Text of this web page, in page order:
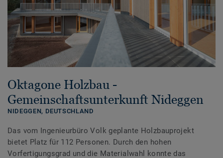
Oktagone Holzbau -
Gemeinschaftsunterkunft Nideggen
NIDEGGEN, DEUTSCHLAND
Das vom Ingenieurbüro Volk geplante Holzbauprojekt
bietet Platz für 112 Personen. Durch den hohen
Vorfertigungsgrad und die Materialwahl konnte das